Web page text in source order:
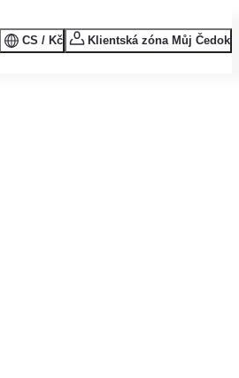
CS / Kč Klientská zóna Můj Čedok